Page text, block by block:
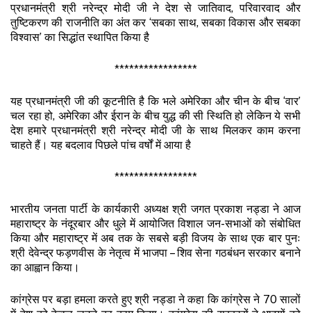
प्रधानमंत्री श्री नरेन्द्र मोदी जी ने देश से जातिवाद, परिवारवाद और
तुष्टिकरण की राजनीति का अंत कर ‘सबका साथ, सबका विकास और सबका
विश्वास’ का सिद्धांत स्थापित किया है
*****************
यह प्रधानमंत्री जी की कूटनीति है कि भले अमेरिका और चीन के बीच ‘वार’
चल रहा हो, अमेरिका और ईरान के बीच युद्ध की सी स्थिति हो लेकिन ये सभी
देश हमारे प्रधानमंत्री श्री नरेन्द्र मोदी जी के साथ मिलकर काम करना
चाहते हैं। यह बदलाव पिछले पांच वर्षों में आया है
*****************
भारतीय जनता पार्टी के कार्यकारी अध्यक्ष श्री जगत प्रकाश नड्डा ने आज
महाराष्ट्र के नंदूरबार और धुले में आयोजित विशाल जन-सभाओं को संबोधित
किया और महाराष्ट्र में अब तक के सबसे बड़ी विजय के साथ एक बार पुनः
श्री देवेन्द्र फड़णवीस के नेतृत्व में भाजपा – शिव सेना गठबंधन सरकार बनाने
का आह्वान किया।
कांग्रेस पर बड़ा हमला करते हुए श्री नड्डा ने कहा कि कांग्रेस ने 70 सालों